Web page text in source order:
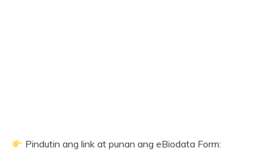
Pindutin ang link at punan ang eBiodata Form: